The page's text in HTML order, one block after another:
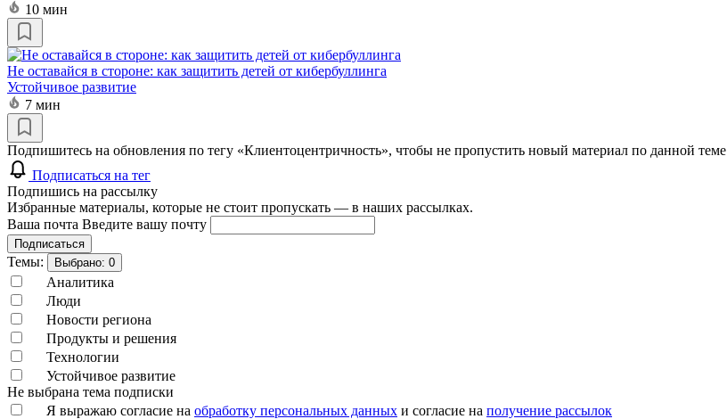
10 мин
Не оставайся в стороне: как защитить детей от кибербуллинга
Устойчивое развитие
7 мин
Подпишитесь на обновления по тегу «Клиентоцентричность», чтобы не пропустить новый материал по данной теме
Подписаться на тег
Подпишись на рассылку
Избранные материалы, которые не стоит пропускать — в наших рассылках.
Ваша почта Введите вашу почту
Подписаться
Темы: Выбрано: 0
Аналитика
Люди
Новости региона
Продукты и решения
Технологии
Устойчивое развитие
Не выбрана тема подписки
Я выражаю согласие на обработку персональных данных и согласие на получение рассылок